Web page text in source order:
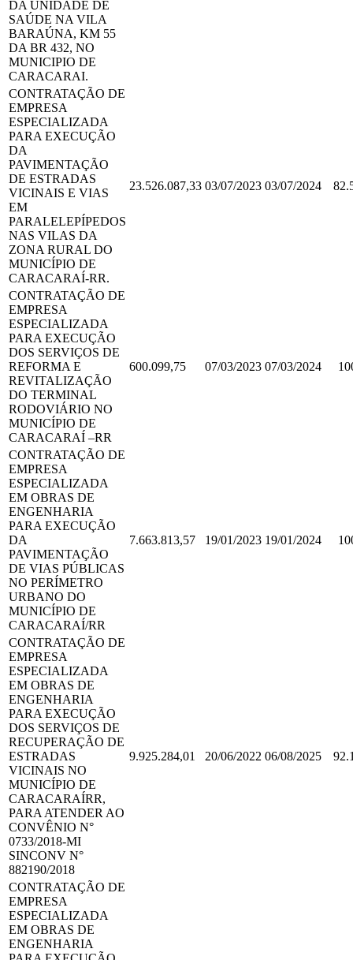
DA UNIDADE DE
SAÚDE NA VILA
BARAÚNA, KM 55
DA BR 432, NO
MUNICIPIO DE
CARACARAI.
CONTRATAÇÃO DE
EMPRESA
ESPECIALIZADA
PARA EXECUÇÃO
DA
PAVIMENTAÇÃO
DE ESTRADAS
VICINAIS E VIAS
EM
PARALELEPÍPEDOS
NAS VILAS DA
ZONA RURAL DO
MUNICÍPIO DE
CARACARAÍ-RR.
23.526.087,33 03/07/2023 03/07/2024
CONTRATAÇÃO DE
EMPRESA
ESPECIALIZADA
PARA EXECUÇÃO
DOS SERVIÇOS DE
REFORMA E
REVITALIZAÇÃO
DO TERMINAL
RODOVIÁRIO NO
MUNICÍPIO DE
CARACARAÍ –RR
600.099,75 07/03/2023 07/03/2024
CONTRATAÇÃO DE
EMPRESA
ESPECIALIZADA
EM OBRAS DE
ENGENHARIA
PARA EXECUÇÃO
DA
PAVIMENTAÇÃO
DE VIAS PÚBLICAS
NO PERÍMETRO
URBANO DO
MUNICÍPIO DE
CARACARAÍ/RR
7.663.813,57 19/01/2023 19/01/2024
CONTRATAÇÃO DE
EMPRESA
ESPECIALIZADA
EM OBRAS DE
ENGENHARIA
PARA EXECUÇÃO
DOS SERVIÇOS DE
RECUPERAÇÃO DE
ESTRADAS
VICINAIS NO
MUNICÍPIO DE
CARACARAÍRR,
PARA ATENDER AO
CONVÊNIO N°
0733/2018-MI
SINCONV N°
882190/2018
9.925.284,01 20/06/2022 06/08/2025
CONTRATAÇÃO DE
EMPRESA
ESPECIALIZADA
EM OBRAS DE
ENGENHARIA